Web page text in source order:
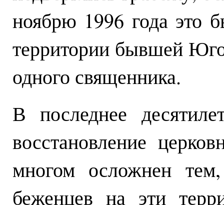
ноябрю 1996 года это
территории бывшей
одного священника.
В последнее
восстановление
многом осложнен
беженцев на эти